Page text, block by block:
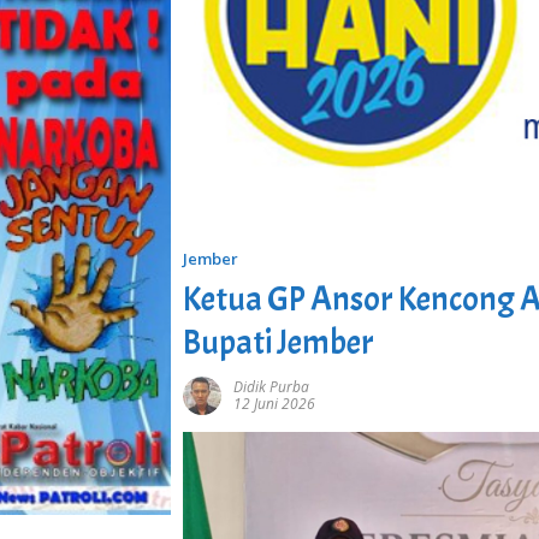
Jember
Ketua GP Ansor
Bupati Jember
Didik Purba
12 Juni 2026